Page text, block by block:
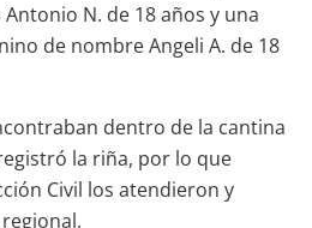
N. de 18 años y una
de nombre Angeli A. de 18
dentro de la cantina
la riña, por lo que
Civil los atendieron y